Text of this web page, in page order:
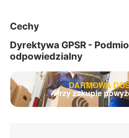
Cechy
Dyrektywa GPSR -
odpowiedzialny
DARMOWA
Przy zakupie